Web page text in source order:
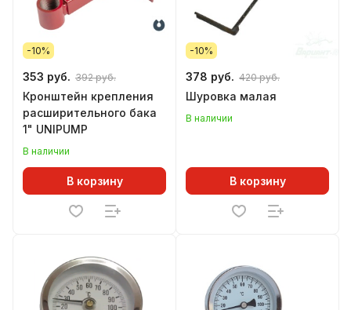
-10%
353 руб. 392 руб.
Кронштейн крепления
расширительного бака
1" UNIPUMP
В наличии
В корзину
-10%
378 руб. 420 руб.
Шуровка малая
В наличии
В корзину